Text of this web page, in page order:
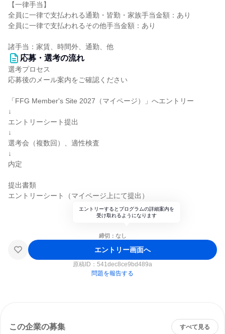
【一律手当】
全員に一律で支払われる通勤・皆勤・家族手当金額：あり
全員に一律で支払われるその他手当金額：あり
諸手当：家賃、時間外、通勤、他
応募・選考の流れ
選考プロセス
応募後のメール案内をご確認ください
「FFG Member's Site 2027（マイページ）」へエントリー
↓
エントリーシート提出
↓
選考会（複数回）、適性検査
↓
内定
提出書類
エントリーシート（マイページ上にて提出）
エントリーするとプログラムの詳細案内を
受け取れるようになります
締切：なし
エントリー画面へ
原稿ID： 541dec8ce9bd489a
問題を報告する
この企業の募集 すべて見る